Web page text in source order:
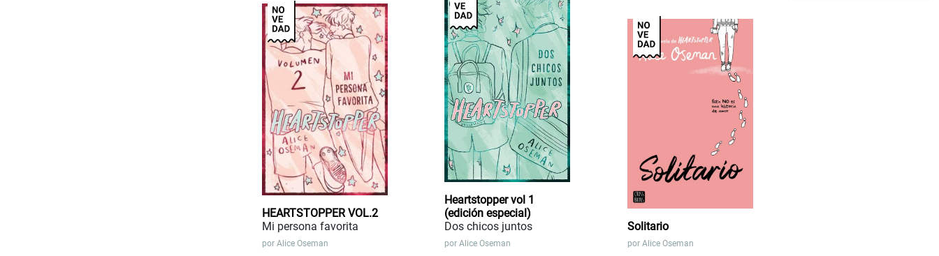
HEARTSTOPPER VOL.2
Mi persona favorita
por Alice Oseman
Heartstopper vol 1
(edición especial)
Dos chicos juntos
porAlice Oseman
Solitario
por Alice Oseman